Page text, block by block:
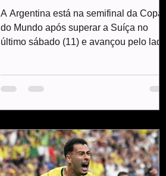
A Argentina está na semifinal da Copa
do Mundo após superar a Suíça no
último sábado (11) e avançou pelo lado
eliminatória. A trajetória argentina teve
fase de grupos, na qual a seleção
terminou na liderança e não deu espaço
para surpresas. Além disso, alguns
resultados inesperados alteraram o
caminho previsto inicialmente para a